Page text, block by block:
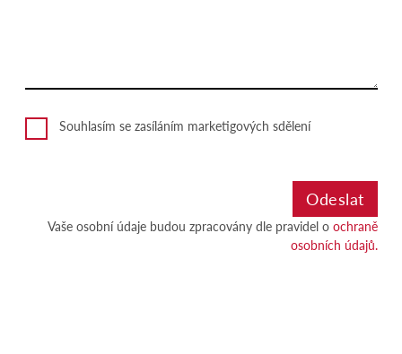
Souhlasím se zasíláním marketigových sdělení
Vaše osobní údaje budou zpracovány dle pravidel o ochraně
osobních údajů.